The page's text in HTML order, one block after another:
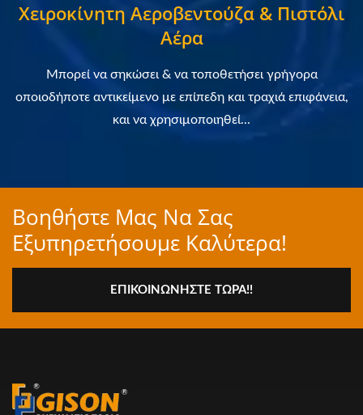
Χειροκίνητη Αεροβεντούζα & Πιστόλι
Αέρα
Μπορεί να σηκώσει & να τοποθετήσει γρήγορα
οποιοδήποτε αντικείμενο με επίπεδη και τραχιά επιφάνεια,
και να χρησιμοποιηθεί...
Βοηθήστε Μας Να Σας
Εξυπηρετήσουμε Καλύτερα!
ΕΠΙΚΟΙΝΩΝΉΣΤΕ ΤΏΡΑ!!